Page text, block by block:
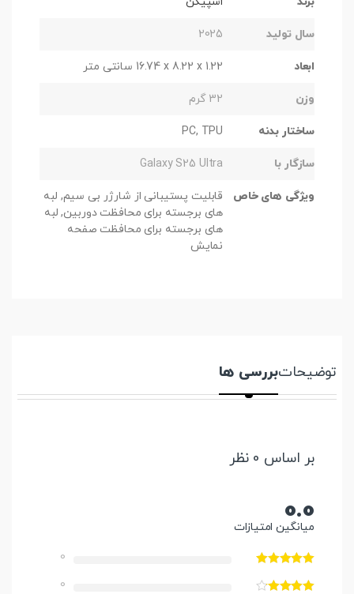
سال تولید 2025
ابعاد ‎16.74 x 8.22 x 1.22 سانتی متر
وزن 32 گرم
ساختار بدنه PC, TPU
سازگار با Galaxy S25 Ultra
ویژگی های خاص
قابلیت پستیبانی از شارژر بی سیم, لبه
های برجسته برای محافظت دوربین, لبه
های برجسته برای محافظت صفحه
نمایش
توضیحاتبررسی ها
بر اساس 0 نظر
0.0
میانگین امتیازات
0
0